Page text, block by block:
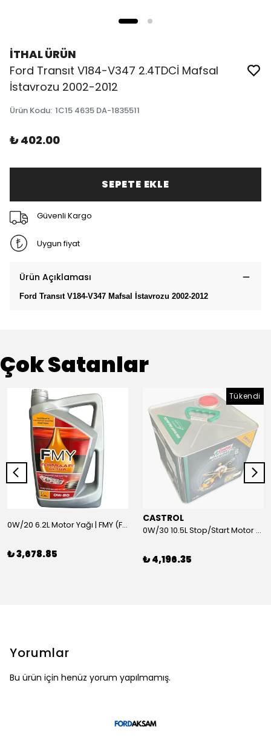
İTHAL ÜRÜN
Ford Transıt V184-V347 2.4TDCİ Mafsal
İstavrozu 2002-2012
Ürün Kodu: 1C15 4635 DA-1835511
₺ 402.00
SEPETE EKLE
Güvenli Kargo
Uygun fiyat
Ürün Açıklaması
Ford Transıt V184-V347 Mafsal İstavrozu 2002-2012
Çok Satanlar
0W/20 6.2L Motor Yağı | FMY (Ford Motor Yağları)
₺ 3,678.85
Tükendi
CASTROL
0W/30 10.5L Stop/Start Motor Yağı | CASTROL
₺ 4,196.35
Yorumlar
Bu ürün için henüz yorum yapılmamış.